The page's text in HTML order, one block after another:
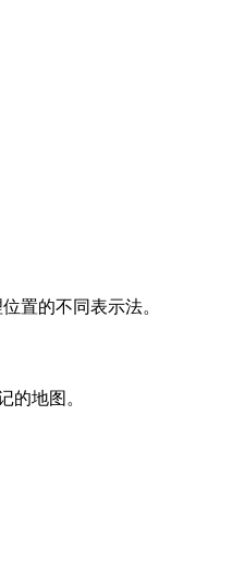
置的不同表示法。
的地图。